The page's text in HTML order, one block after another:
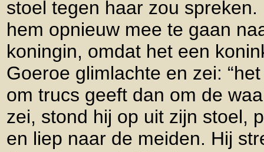
stoel tegen haar zou
hem opnieuw mee te gaan
koningin, omdat het een
Goeroe glimlachte en zei:
om trucs geeft dan om de
zei, stond hij op uit zijn stoel,
en liep naar de meiden. Hij